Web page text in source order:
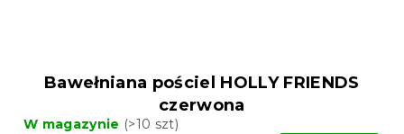
Bawełniana pościel HOLLY FRIENDS
czerwona
W magazynie (>10 szt)